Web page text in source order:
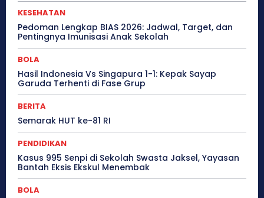
KESEHATAN
Pedoman Lengkap BIAS 2026: Jadwal, Target, dan
Pentingnya Imunisasi Anak Sekolah
BOLA
Hasil Indonesia Vs Singapura 1-1: Kepak Sayap
Garuda Terhenti di Fase Grup
BERITA
Semarak HUT ke-81 RI
PENDIDIKAN
Kasus 995 Senpi di Sekolah Swasta Jaksel, Yayasan
Bantah Eksis Ekskul Menembak
BOLA